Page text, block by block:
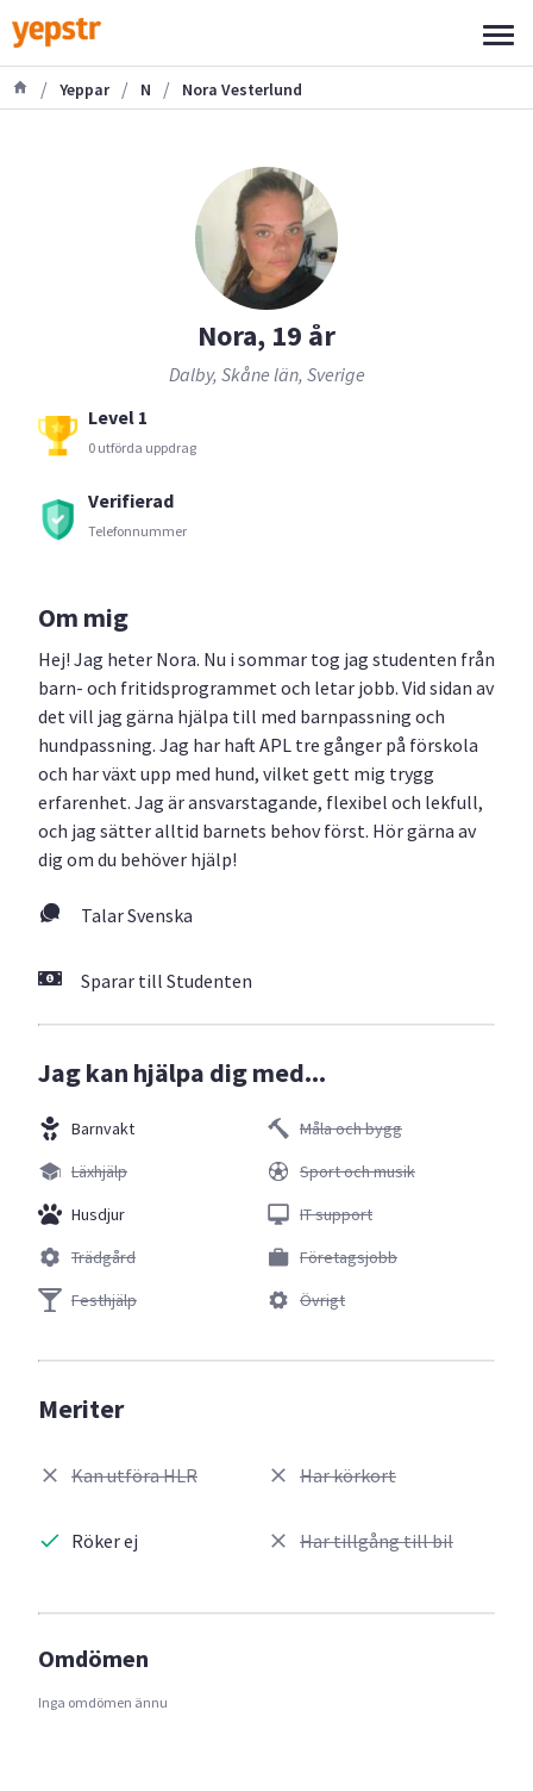
/ Yeppar / N / Nora Vesterlund
Nora, 19 år
Dalby, Skåne län, Sverige
Level 1
0 utförda uppdrag
Verifierad
Telefonnummer
Om mig
Hej! Jag heter Nora. Nu i sommar tog jag studenten från
barn- och fritidsprogrammet och letar jobb. Vid sidan av
det vill jag gärna hjälpa till med barnpassning och
hundpassning. Jag har haft APL tre gånger på förskola
och har växt upp med hund, vilket gett mig trygg
erfarenhet. Jag är ansvarstagande, flexibel och lekfull,
och jag sätter alltid barnets behov först. Hör gärna av
dig om du behöver hjälp!
Talar Svenska
Sparar till Studenten
Jag kan hjälpa dig med...
Barnvakt
Läxhjälp
Husdjur
Trädgård
Festhjälp
Måla och bygg
Sport och musik
IT support
Företagsjobb
Övrigt
Meriter
Kan utföra HLR
Röker ej
Har körkort
Har tillgång till bil
Omdömen
Inga omdömen ännu